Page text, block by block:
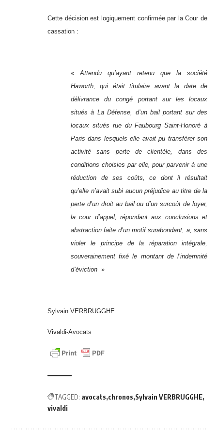
Cette décision est logiquement confirmée par la Cour de
cassation :
«Attendu qu’ayant retenu que la société
Haworth, qui était titulaire avant la date de
délivrance du congé portant sur les locaux
situés à La Défense, d’un bail portant sur des
locaux situés rue du Faubourg Saint-Honoré à
Paris dans lesquels elle avait pu transférer son
activité sans perte de clientèle, dans des
conditions choisies par elle, pour parvenir à une
réduction de ses coûts, ce dont il résultait
qu’elle n’avait subi aucun préjudice au titre de la
perte d’un droit au bail ou d’un surcoût de loyer,
la cour d’appel, répondant aux conclusions et
abstraction faite d’un motif surabondant, a, sans
violer le principe de la réparation intégrale,
souverainement fixé le montant de l’indemnité
d’éviction »
Sylvain VERBRUGGHE
Vivaldi-Avocats
TAGGED: avocats chronos Sylvain VERBRUGGHE
vivaldi